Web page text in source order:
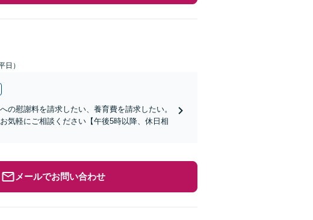
日）
の慰謝料を請求したい、養育費を請求したい。
気軽にご相談ください【午後5時以降、休日相
メールでお問い合わせ